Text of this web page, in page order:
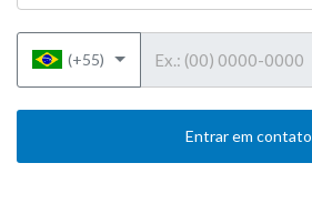
(+55)
Entrar em contato